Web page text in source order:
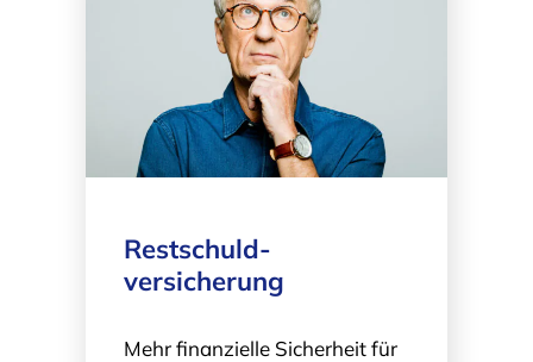
Restschuld­
versicherung
Mehr finanzielle Sicherheit für